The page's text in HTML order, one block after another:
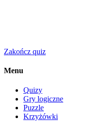
Zakończ quiz
Menu
Quizy
Gry logiczne
Puzzle
Krzyżówki